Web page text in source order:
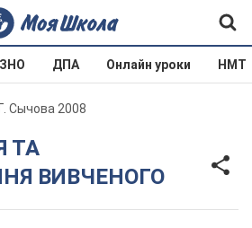
ЗНО ДПА Онлайн уроки НМТ
Сычова 2008
ВИВЧЕНОГО